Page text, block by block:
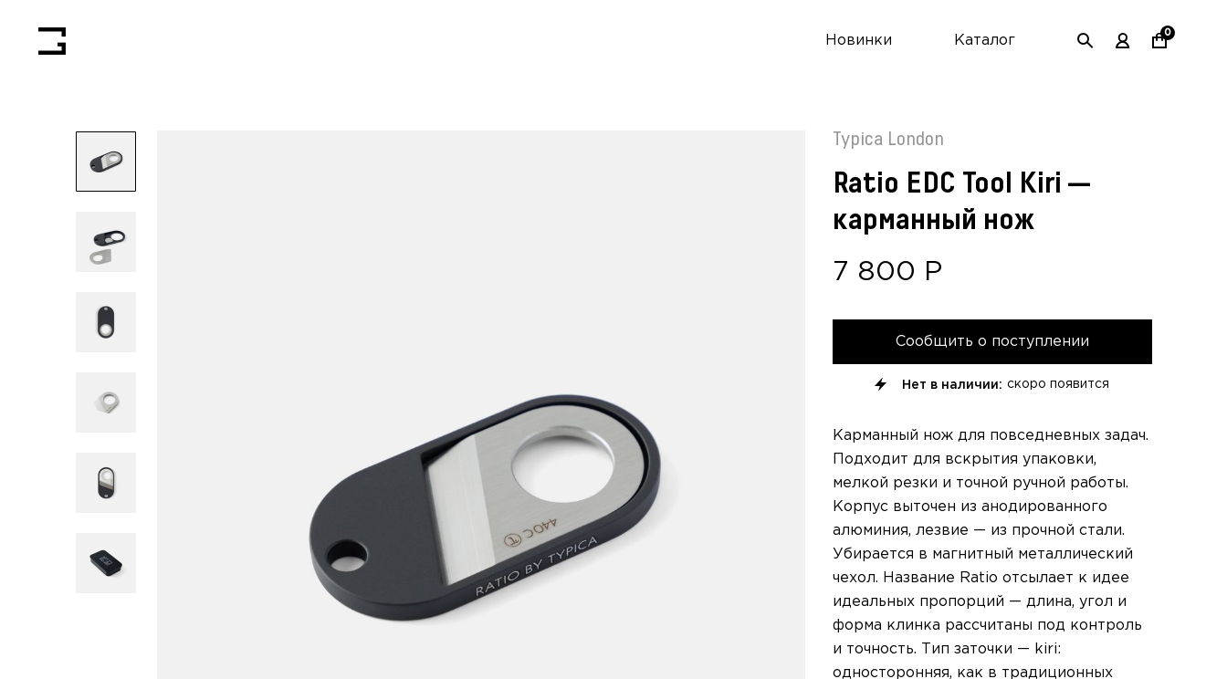
Новинки Каталог
0
Typica London
Ratio EDC Tool Kiri —
карманный нож
7 800 Р
Сообщить о поступлении
Нет в наличии: скоро появится
Карманный нож для повседневных задач.
Подходит для вскрытия упаковки,
мелкой резки и точной ручной работы.
Корпус выточен из анодированного
алюминия, лезвие — из прочной стали.
Убирается в магнитный металлический
чехол. Название Ratio отсылает к идее
идеальных пропорций — длина, угол и
форма клинка рассчитаны под контроль
и точность. Тип заточки — kiri:
односторонняя, как в традиционных